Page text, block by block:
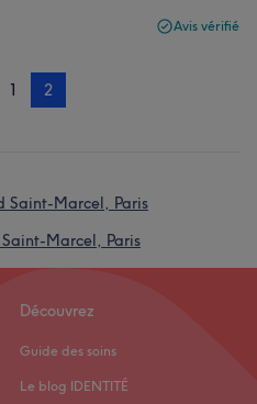
Avis vérifié
1 2
Saint-Marcel, Paris
Marcel, Paris
Découvrez
Guide des soins
Le blog IDENTITÉ